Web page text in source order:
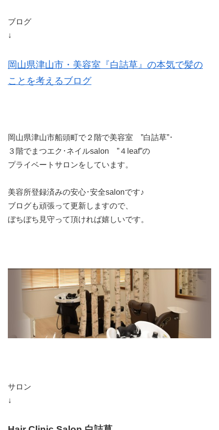
ブログ
↓
岡山県津山市・美容室『白詰草』の本気で髪の
ことを考えるブログ
岡山県津山市船頭町で２階で美容室 ”白詰草”･
３階でまつエク･ネイルsalon ”４leaf”の
プライベートサロンをしています。
美容所登録済みの安心･安全salonです♪
ブログも頑張って更新しますので、
ぼちぼち見守って頂ければ嬉しいです。
サロン
↓